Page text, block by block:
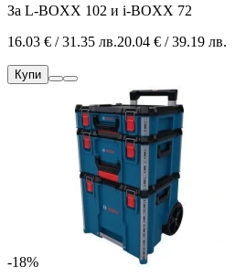
За L-BOXX 102 и i-BOXX 72
16.03 € / 31.35 лв.20.04 € / 39.19 лв.
Купи
-18%